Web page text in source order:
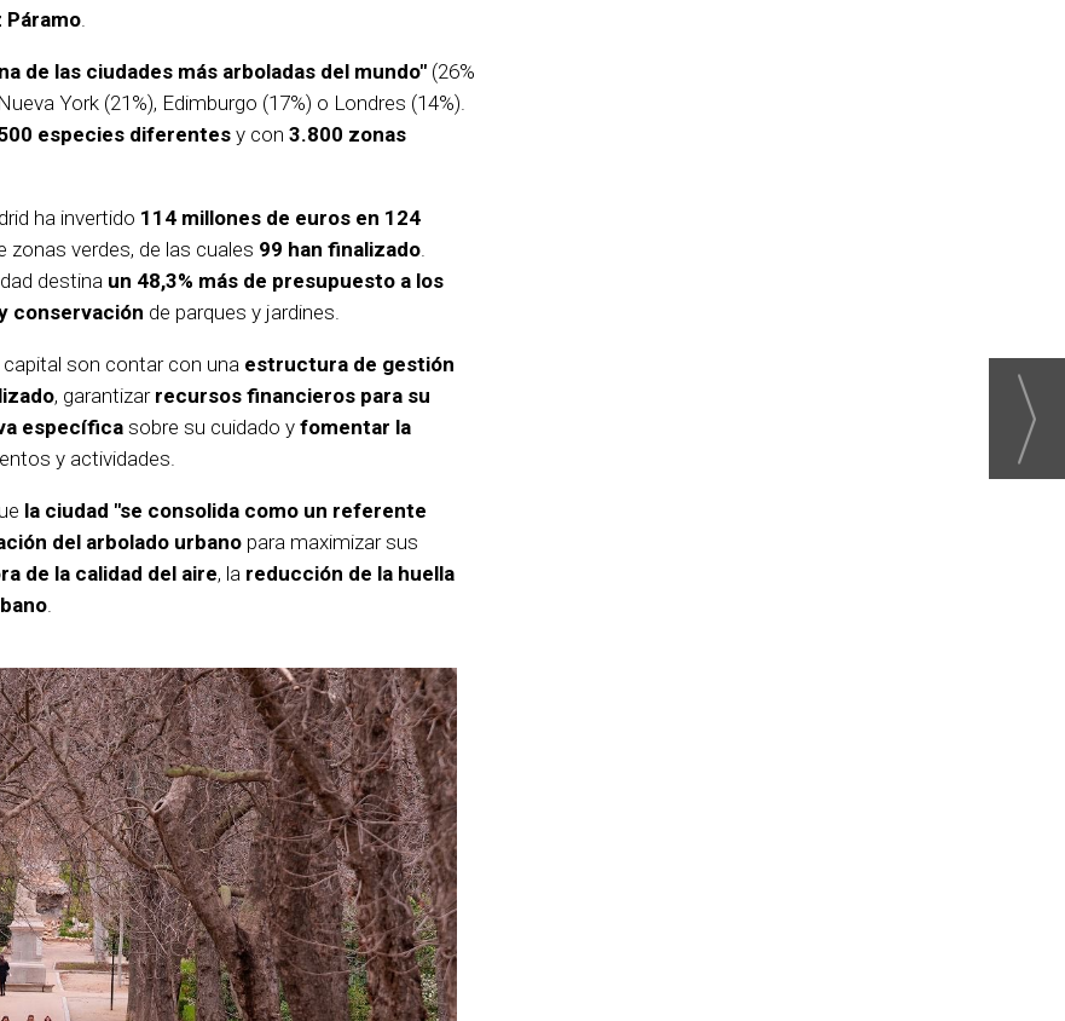
.
de las ciudades más arboladas del mundo" (26%
York (21%), Edimburgo (17%) o Londres (14%).
especies diferentes y con 3.800 zonas
ha invertido 114 millones de euros en 124
zonas verdes, de las cuales 99 han finalizado.
destina un 48,3% más de presupuesto a los
conservación de parques y jardines.
son contar con una estructura de gestión
, garantizar recursos financieros para su
específicasobre su cuidado y fomentar la
y actividades.
la ciudad "se consolida como un referente
del arbolado urbano para maximizar sus
de la calidad del aire, la reducción de la huella
.